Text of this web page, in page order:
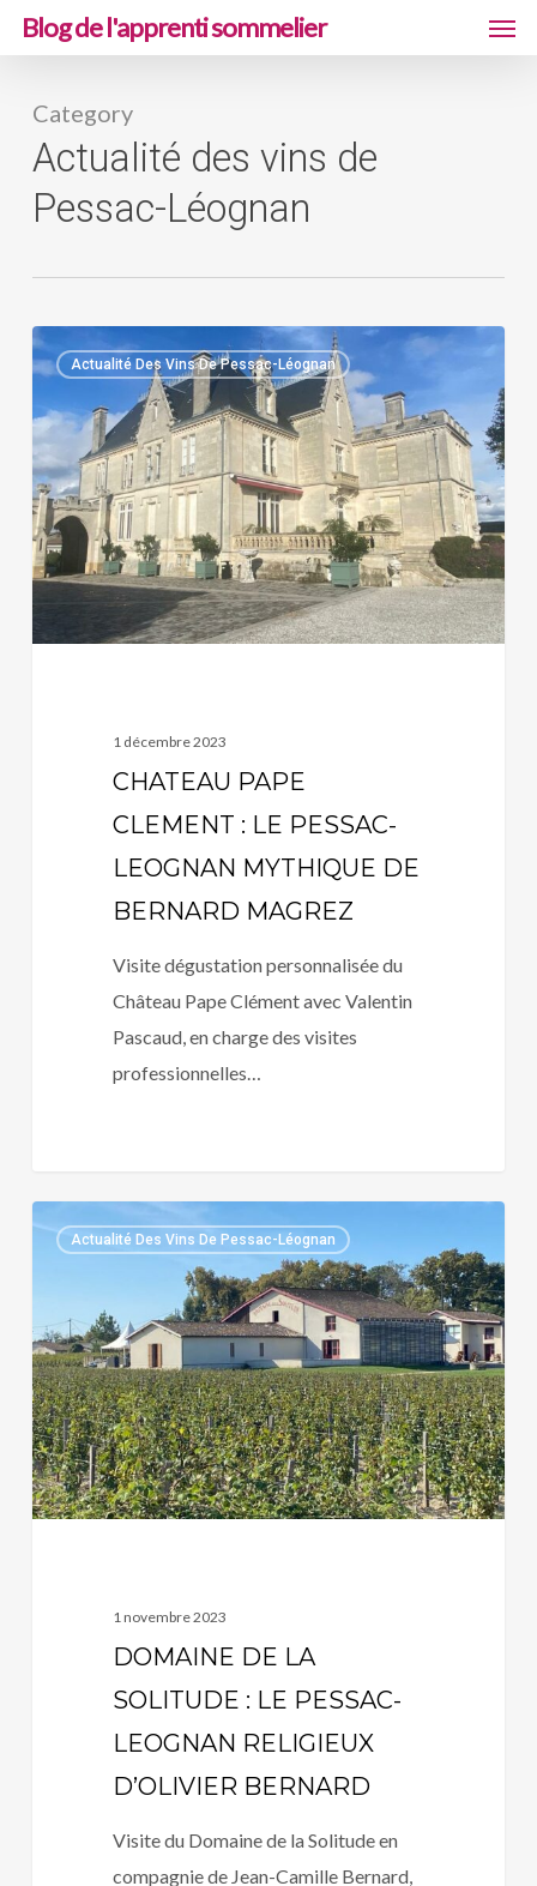
Skip
content
Blog de l'apprenti sommelier
Category
Actualité des vins de
Pessac-Léognan
CHATEAU
PAPE
CLEMENT
:
LE
PESSAC-
LEOGNAN
MYTHIQUE
Actualité Des Vins De Pessac-Léognan
1 décembre 2023
CHATEAU PAPE
CLEMENT : LE PESSAC-
LEOGNAN MYTHIQUE DE
BERNARD MAGREZ
Visite dégustation personnalisée du
Château Pape Clément avec Valentin
Pascaud, en charge des visites
professionnelles…
DOMAINE
SOLITUDE
:
LE
PESSAC-
LEOGNAN
RELIGIEUX
Actualité Des Vins De Pessac-Léognan
1 novembre 2023
DOMAINE DE LA
SOLITUDE : LE PESSAC-
LEOGNAN RELIGIEUX
D’OLIVIER BERNARD
Visite du Domaine de la Solitude en
compagnie de Jean-Camille Bernard,